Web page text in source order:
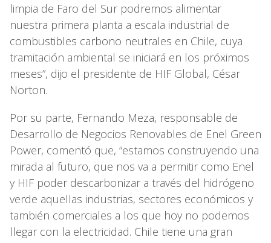
limpia de Faro del Sur podremos alimentar
nuestra primera planta a escala industrial de
combustibles carbono neutrales en Chile, cuya
tramitación ambiental se iniciará en los próximos
meses”, dijo el presidente de HIF Global, César
Norton.
Por su parte, Fernando Meza, responsable de
Desarrollo de Negocios Renovables de Enel Green
Power, comentó que, “estamos construyendo una
mirada al futuro, que nos va a permitir como Enel
y HIF poder descarbonizar a través del hidrógeno
verde aquellas industrias, sectores económicos y
también comerciales a los que hoy no podemos
llegar con la electricidad. Chile tiene una gran